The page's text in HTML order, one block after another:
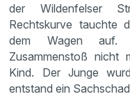
der Wildenfelser
Rechtskurve tauchte
dem Wagen auf.
Zusammenstoß nicht
Kind. Der Junge
entstand ein